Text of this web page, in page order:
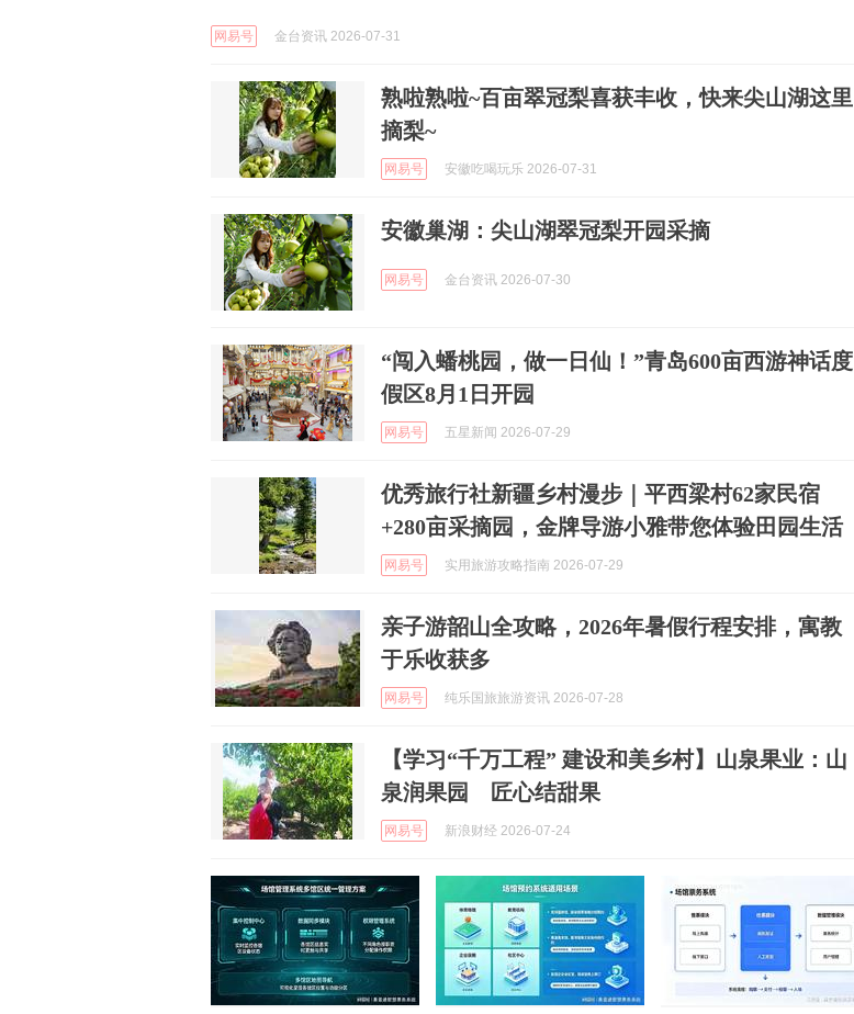
网易号 金台资讯 2026-07-31
熟啦熟啦~百亩翠冠梨喜获丰收，快来尖山湖这里
摘梨~
网易号 安徽吃喝玩乐 2026-07-31
安徽巢湖：尖山湖翠冠梨开园采摘
网易号 金台资讯 2026-07-30
“闯入蟠桃园，做一日仙！”青岛600亩西游神话度
假区8月1日开园
网易号 五星新闻 2026-07-29
优秀旅行社新疆乡村漫步｜平西梁村62家民宿
+280亩采摘园，金牌导游小雅带您体验田园生活
网易号 实用旅游攻略指南 2026-07-29
亲子游韶山全攻略，2026年暑假行程安排，寓教
于乐收获多
网易号 纯乐国旅旅游资讯 2026-07-28
【学习“千万工程” 建设和美乡村】山泉果业：山
泉润果园 匠心结甜果
网易号 新浪财经 2026-07-24